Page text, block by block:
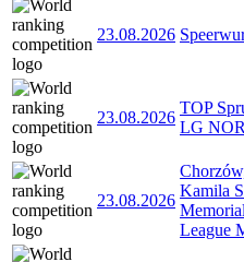
23.08.2026
23.08.2026
TOP
LG
23.08.2026
Kamila
League